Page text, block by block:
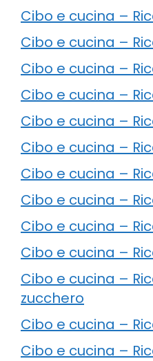
Cibo e cucina –
Cibo e cucina –
Cibo e cucina –
Cibo e cucina –
Cibo e cucina –
Cibo e cucina –
Cibo e cucina –
Cibo e cucina –
Cibo e cucina –
Cibo e cucina –
Cibo e cucina –
zucchero
Cibo e cucina –
Cibo e cucina –